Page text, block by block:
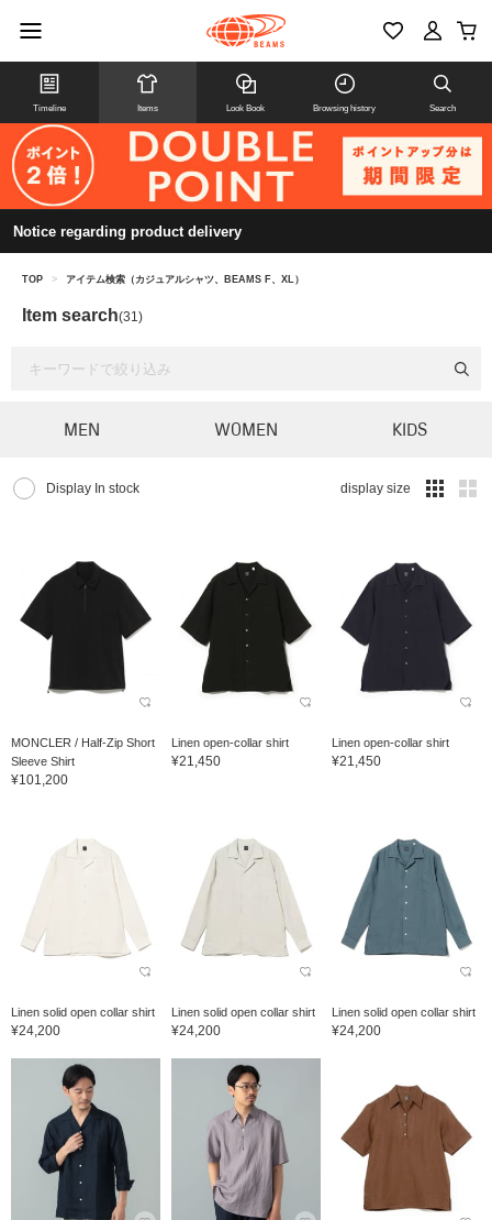
Timeline Items Look Book Browsing history Search
Notice regarding product delivery
TOP > アイテム検索（カジュアルシャツ、BEAMS F、XL）
Item search(31)
MEN WOMEN KIDS
Display In stock display size
MONCLER / Half-Zip Short
Sleeve Shirt
¥101,200
Linen open-collar shirt
¥21,450
Linen open-collar shirt
¥21,450
Linen solid open collar shirt
¥24,200
Linen solid open collar shirt
¥24,200
Linen solid open collar shirt
¥24,200